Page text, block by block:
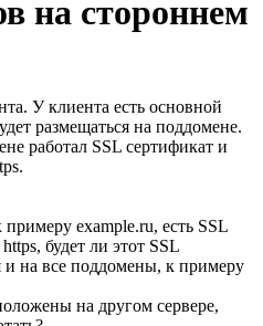
на стороннем
У клиента есть основной
размещаться на поддомене.
работал SSL сертификат и
example.ru, есть SSL
будет ли этот SSL
и на все поддомены, к примеру
на другом сервере,